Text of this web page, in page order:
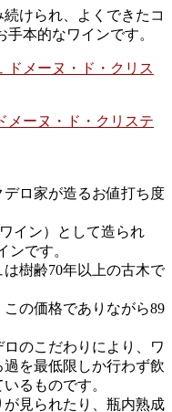
けられ、よくできたコ
本的なワインです。
メーヌ・ド・クリステ
ロ家が造るお値打ち度
イン）として造られ
ンです。
樹齢70年以上の古木で
の価格でありながら89
のこだわりにより、ワ
を最低限しか行わず飲
るものです。
見られたり、瓶内熟成